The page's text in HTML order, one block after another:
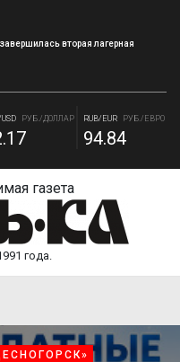
МБУДО «ДДТ» г.Десногорска на
РУБ. RUB/ 10 UAH РУБ./10 ГРИВНА.
18.36
94.84
газета
года.